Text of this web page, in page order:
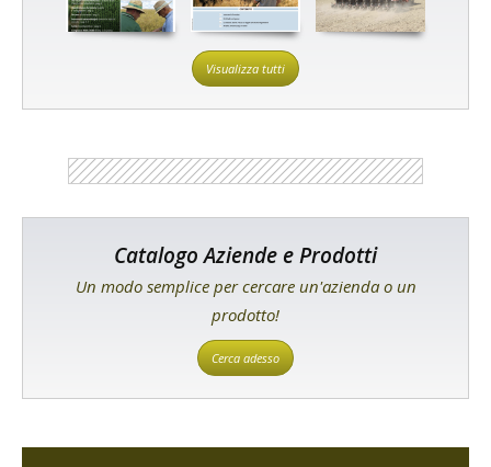
Visualizza tutti
Catalogo Aziende e Prodotti
Un modo semplice per cercare un'azienda o un
prodotto!
Cerca adesso